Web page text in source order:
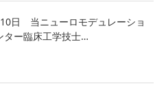
10日 当ニューロモデュレーショ
ター臨床工学技士…
能外科）